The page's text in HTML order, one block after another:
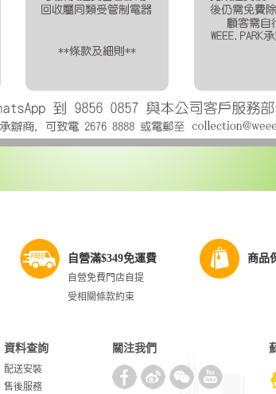
自營滿$349免運費
自營免費門店自提
受相關條款約束
商品
資料查詢
配送安裝
售後服務
關注我們